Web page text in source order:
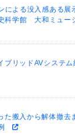
による没入感ある展
科学館 大和ミュー
ブリッドAVシステム
た搬入から解体撤去